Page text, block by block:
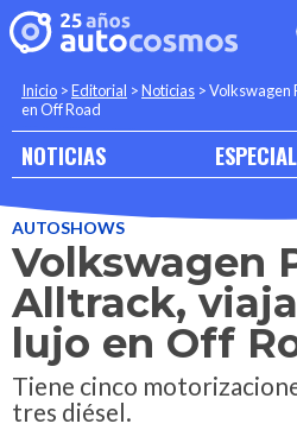
Inicio >Editorial >Noticias >Volkswagen
en Off Road
NOTICIAS
AUTOSHOWS
Volkswagen
Alltrack,
lujo en Off
Tiene cinco
tres diésel.